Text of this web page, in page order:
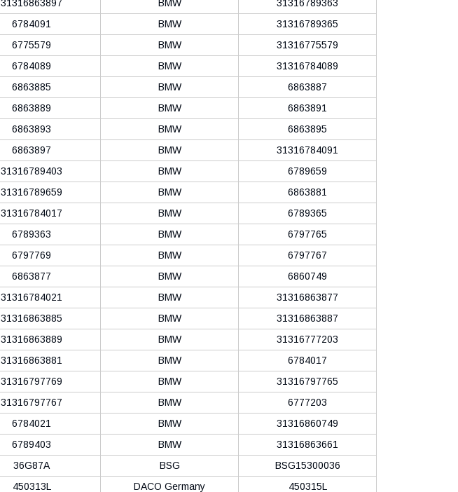
31316863897 BMW
31316789363
6784091 BMW
31316789365
6775579 BMW
31316775579
6784089 BMW
31316784089
6863885 BMW
6863887
6863889 BMW
6863891
6863893 BMW
6863895
6863897 BMW
31316784091
31316789403 BMW
6789659
31316789659 BMW
6863881
31316784017 BMW
6789365
6789363 BMW
6797765
6797769 BMW
6797767
6863877 BMW
6860749
31316784021 BMW
31316863877
31316863885 BMW
31316863887
31316863889 BMW
31316777203
31316863881 BMW
6784017
31316797769 BMW
31316797765
31316797767 BMW
6777203
6784021 BMW
31316860749
6789403 BMW
31316863661
36G87A BSG
BSG15300036
450313L DACO Germany 450315L